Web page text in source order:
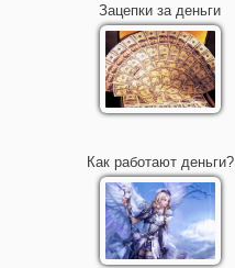
Зацепки за деньги
Как работают деньги?